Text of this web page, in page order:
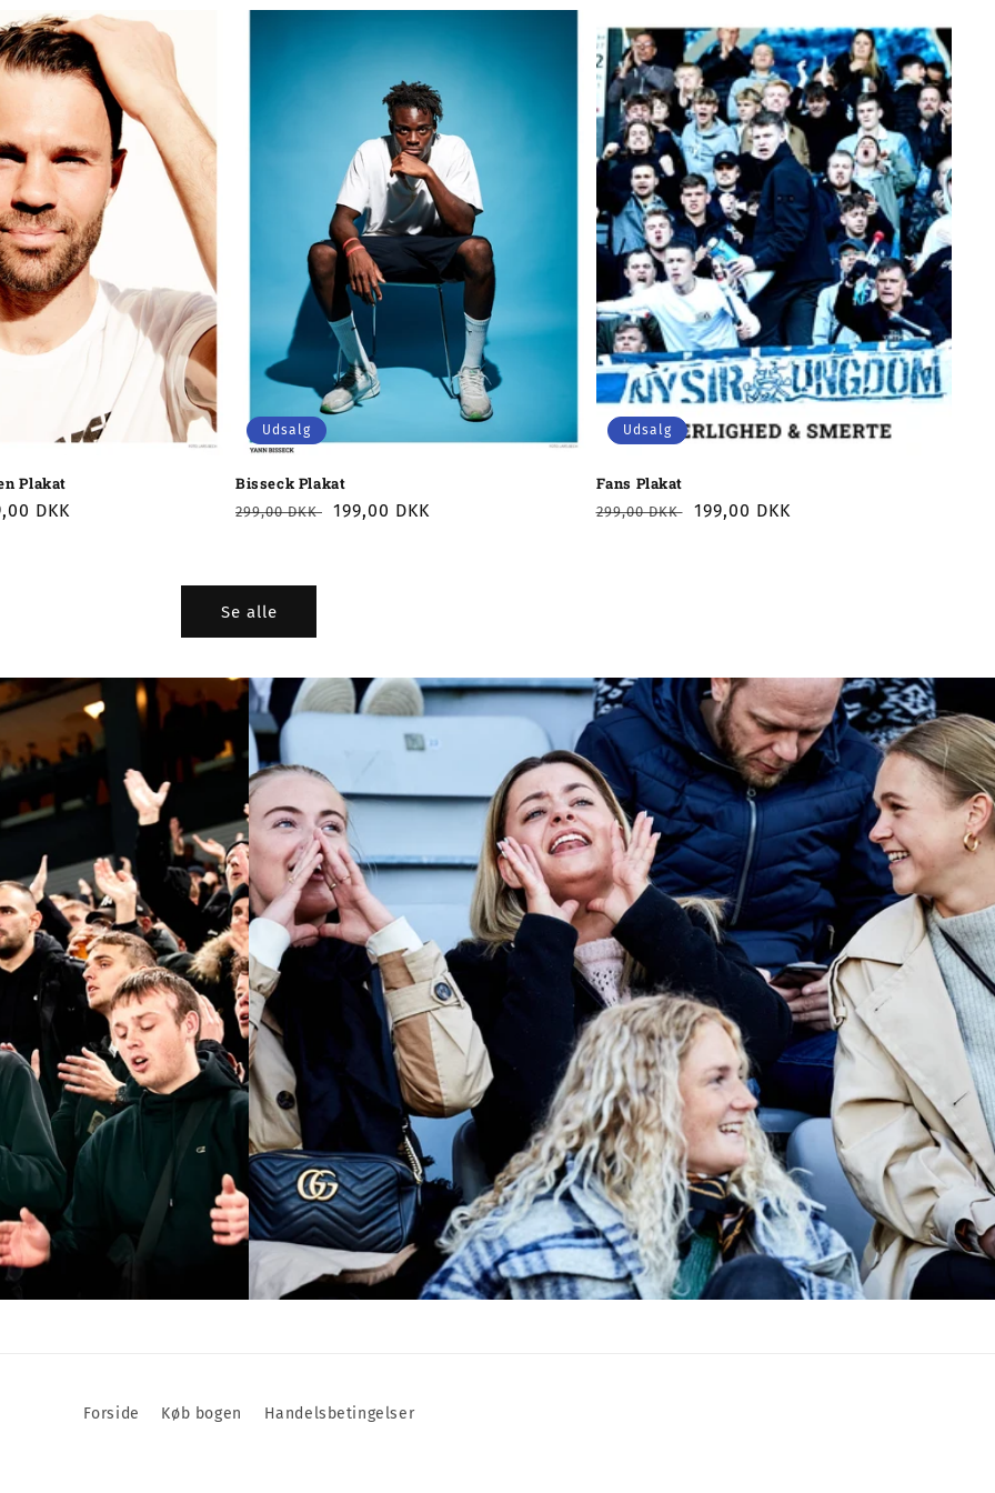
Plakat
DKK
Udsalg
Bisseck Plakat
Normalpris
299,00 DKK Udsalgspris
199,00 DKK
Udsalg
Fans Plakat
Normalpris
299,00 DKK Udsalgspris
199,00 DKK
Se alle
Forside Køb bogen Handelsbetingelser